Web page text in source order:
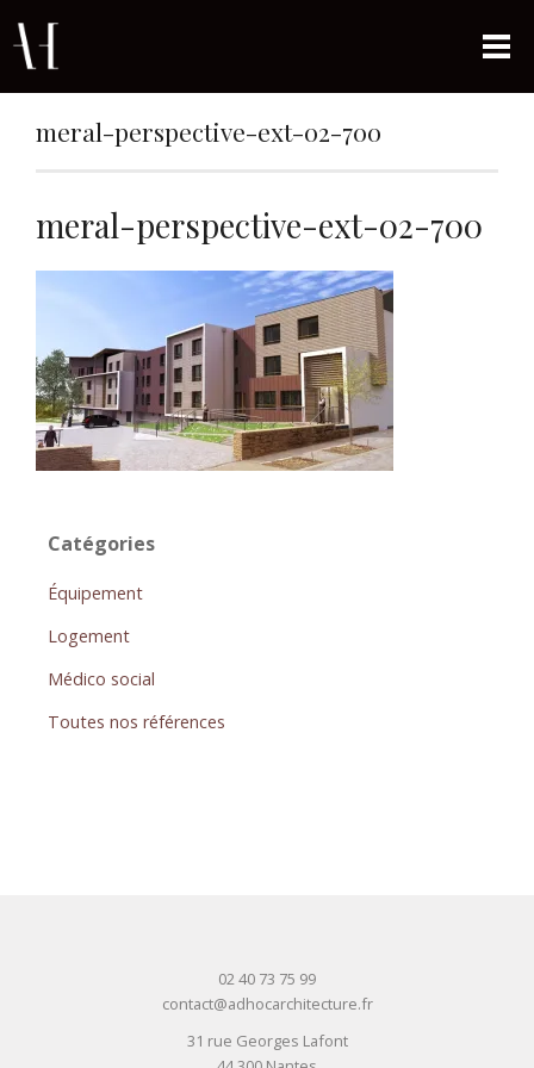
meral-perspective-ext-02-700
meral-perspective-ext-02-700
Catégories
Équipement
Logement
Médico social
Toutes nos références
02 40 73 75 99
contact@adhocarchitecture.fr
31 rue Georges Lafont